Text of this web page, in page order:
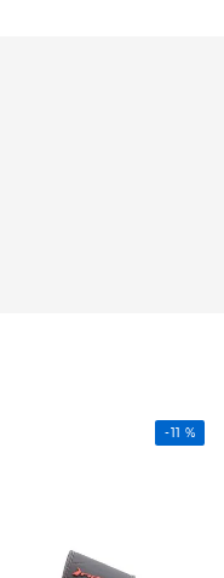
-11 %